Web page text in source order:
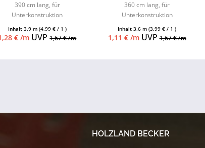
390 cm lang, für
Unterkonstruktion
Inhalt 3.9 m (4,99 € / 1 )
€ /m UVP1,67 € /m
360 cm lang, für
Unterkonstruktion
Inhalt3.6 m(3,99 € / 1 )
1,11 € /mUVP1,67 € /m
HOLZLAND BECKER